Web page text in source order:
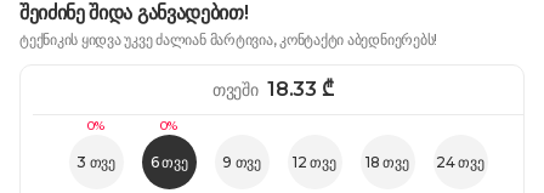
შეიძინე შიდა განვადებით!
ტექნიკის ყიდვა უკვე ძალიან მარტივია, კონტაქტი აბედნიერებს!
0%
3 თვე
0%
6 თვე 9 თვე 12 თვე 18 თვე 24 თვე
თვეში 18.33 ₾